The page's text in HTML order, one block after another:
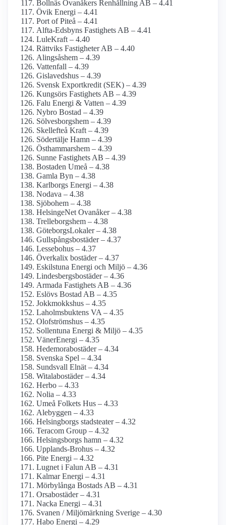
Bollnäs Ovanåkers Renhållning AB – 4.41
Övik Energi – 4.41
Port of Piteå – 4.41
Alfta-Edsbyns Fastighets AB – 4.41
LuleKraft – 4.40
Rättviks Fastigheter AB – 4.40
Alingsåshem – 4.39
Vattenfall – 4.39
Gislavedshus – 4.39
Svensk Exportkredit (SEK) – 4.39
Kungsörs Fastighets AB – 4.39
Falu Energi & Vatten – 4.39
Nybro Bostad – 4.39
Sölvesborgshem – 4.39
Skellefteå Kraft – 4.39
Södertälje Hamn – 4.39
Östhammarshem – 4.39
Sunne Fastighets AB – 4.39
Bostaden Umeå – 4.38
Gamla Byn – 4.38
Karlborgs Energi – 4.38
Nodava – 4.38
Sjöbohem – 4.38
HelsingeNet Ovanåker – 4.38
Trelleborgshem – 4.38
GöteborgsLokaler – 4.38
Gullspångsbostäder – 4.37
Lessebohus – 4.37
Överkalix bostäder – 4.37
Eskilstuna Energi och Miljö – 4.36
Lindesbergsbostäder – 4.36
Armada Fastighets AB – 4.36
Eslövs Bostad AB – 4.35
Jokkmokkshus – 4.35
Laholmsbuktens VA – 4.35
Olofströmshus – 4.35
Sollentuna Energi & Miljö – 4.35
VänerEnergi – 4.35
Hedemorabostäder – 4.34
Svenska Spel – 4.34
Sundsvall Elnät – 4.34
Witalabostäder – 4.34
Herbo – 4.33
Nolia – 4.33
Umeå Folkets Hus – 4.33
Alebyggen – 4.33
Helsingborgs stadsteater – 4.32
Teracom Group – 4.32
Helsingsborgs hamn – 4.32
Upplands-Brohus – 4.32
Pite Energi – 4.32
Lugnet i Falun AB – 4.31
Kalmar Energi – 4.31
Mörbylånga Bostads AB – 4.31
Orsabostäder – 4.31
Nacka Energi – 4.31
Svanen / Miljömärkning Sverige – 4.30
Habo Energi – 4.29